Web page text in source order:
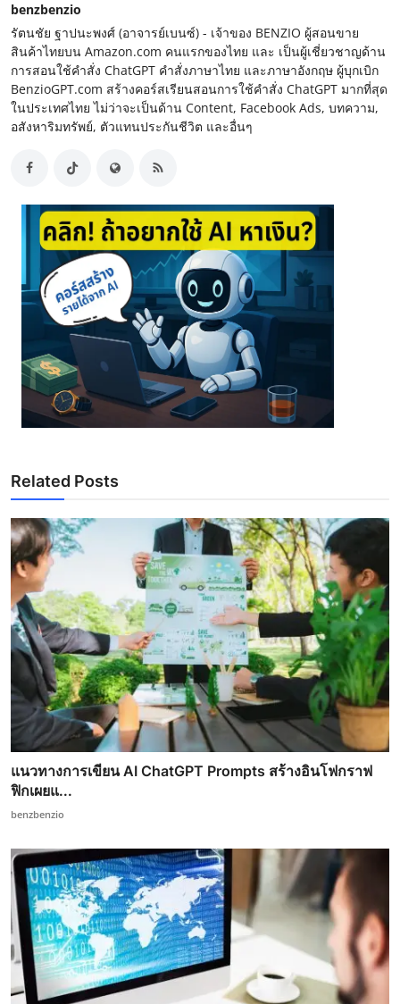
benzbenzio
รัตนชัย ฐาปนะพงศ์ (อาจารย์เบนซ์) - เจ้าของ BENZIO ผู้สอนขาย
สินค้าไทยบน Amazon.com คนแรกของไทย และ เป็นผู้เชี่ยวชาญด้าน
การสอนใช้คำสั่ง ChatGPT คำสั่งภาษาไทย และภาษาอังกฤษ ผู้บุกเบิก
BenzioGPT.com สร้างคอร์สเรียนสอนการใช้คำสั่ง ChatGPT มากที่สุด
ในประเทศไทย ไม่ว่าจะเป็นด้าน Content, Facebook Ads, บทความ,
อสังหาริมทรัพย์, ตัวแทนประกันชีวิต และอื่นๆ
Related Posts
แนวทางการเขียน AI ChatGPT Prompts สร้างอินโฟกราฟ
ฟิกเผยแ...
benzbenzio